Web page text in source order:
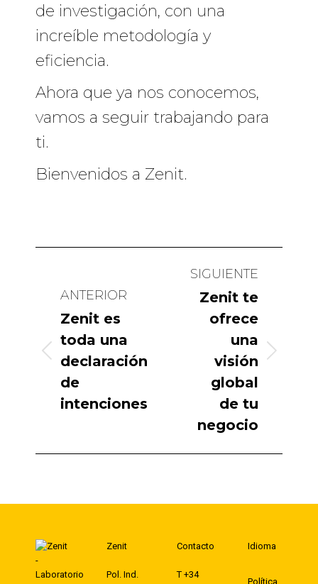
de investigación, con una
increíble metodología y
eficiencia.
Ahora que ya nos conocemos,
vamos a seguir trabajando para
ti.
Bienvenidos a Zenit.
entre
publicaciones
ANTERIOR
Publicación
anterior:
Zenit es
toda una
declaración
de
intenciones
SIGUIENTE
Publicación
siguiente:
Zenit te
ofrece
una
visión
global
de tu
negocio
Zenit
Pol. Ind.
Contacto
T +34
Idioma
Política